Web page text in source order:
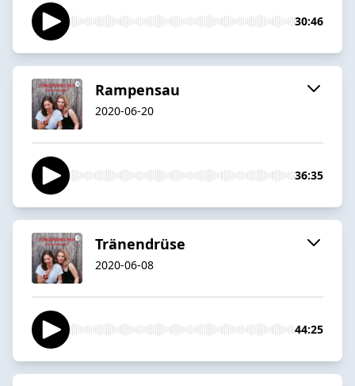
30:46
Rampensau
2020-06-20
36:35
Tränendrüse
2020-06-08
44:25